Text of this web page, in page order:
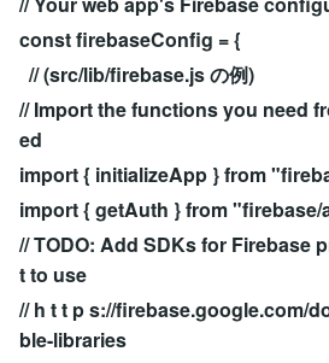
const firebaseConfig = {
// (src/lib/firebase.js の例)
// Import the functions you need
ed
import { initializeApp } from
import { getAuth } from "firebase/
// TODO: Add SDKs for Firebase
t to use
// h t t p s://firebase.google.com/
ble-libraries